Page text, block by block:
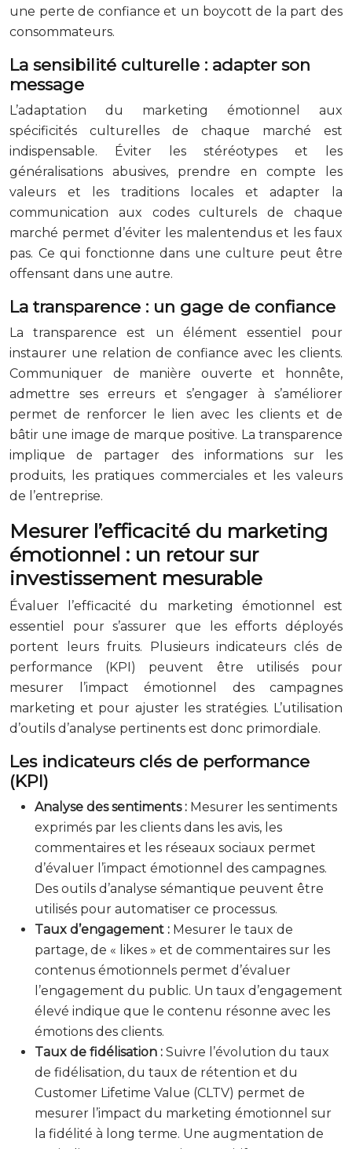
une perte de confiance et un boycott de la part des
consommateurs.
La sensibilité culturelle : adapter son
message
L’adaptation du marketing émotionnel aux
spécificités culturelles de chaque marché est
indispensable. Éviter les stéréotypes et les
généralisations abusives, prendre en compte les
valeurs et les traditions locales et adapter la
communication aux codes culturels de chaque
marché permet d’éviter les malentendus et les faux
pas. Ce qui fonctionne dans une culture peut être
offensant dans une autre.
La transparence : un gage de confiance
La transparence est un élément essentiel pour
instaurer une relation de confiance avec les clients.
Communiquer de manière ouverte et honnête,
admettre ses erreurs et s’engager à s’améliorer
permet de renforcer le lien avec les clients et de
bâtir une image de marque positive. La transparence
implique de partager des informations sur les
produits, les pratiques commerciales et les valeurs
de l’entreprise.
Mesurer l’efficacité du marketing
émotionnel : un retour sur
investissement mesurable
Évaluer l’efficacité du marketing émotionnel est
essentiel pour s’assurer que les efforts déployés
portent leurs fruits. Plusieurs indicateurs clés de
performance (KPI) peuvent être utilisés pour
mesurer l’impact émotionnel des campagnes
marketing et pour ajuster les stratégies. L’utilisation
d’outils d’analyse pertinents est donc primordiale.
Les indicateurs clés de performance
(KPI)
Analyse des sentiments : Mesurer les sentiments
exprimés par les clients dans les avis, les
commentaires et les réseaux sociaux permet
d’évaluer l’impact émotionnel des campagnes.
Des outils d’analyse sémantique peuvent être
utilisés pour automatiser ce processus.
Taux d’engagement : Mesurer le taux de
partage, de « likes » et de commentaires sur les
contenus émotionnels permet d’évaluer
l’engagement du public. Un taux d’engagement
élevé indique que le contenu résonne avec les
émotions des clients.
Taux de fidélisation : Suivre l’évolution du taux
de fidélisation, du taux de rétention et du
Customer Lifetime Value (CLTV) permet de
mesurer l’impact du marketing émotionnel sur
la fidélité à long terme. Une augmentation de